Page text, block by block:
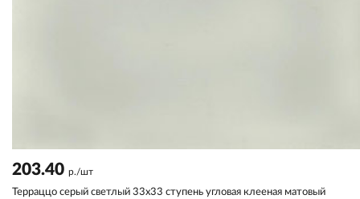
203.40 р./шт
Терраццо серый светлый 33x33 ступень угловая клееная матовый